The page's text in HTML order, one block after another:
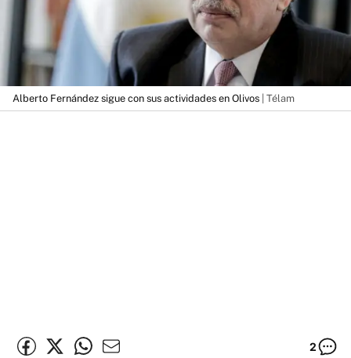
Alberto Fernández sigue con sus actividades en Olivos | Télam
2